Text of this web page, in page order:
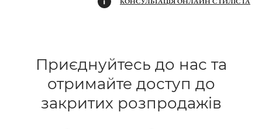
Приєднуйтесь до нас та
отримайте доступ до
закритих розпродажів